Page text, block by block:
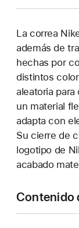
La correa
además de
hechas por
distintos
aleatoria
un material
adapta con
Su cierre de
logotipo de
acabado
Contenido